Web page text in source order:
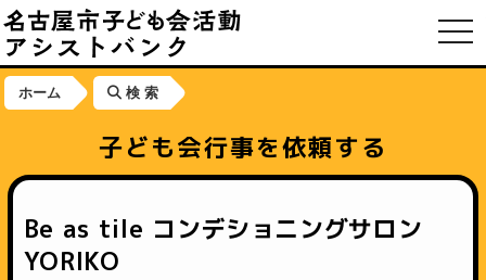
ホーム 検 索
子ども会行事を依頼する
Be as tile コンデショニングサロン
YORIKO